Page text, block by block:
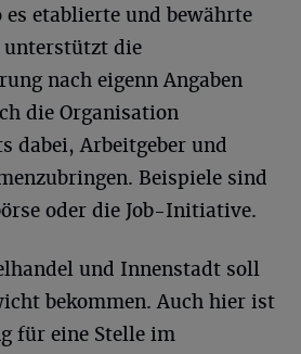
etablierte und bewährte
unterstützt die
nach eigenn Angaben
die Organisation
dabei, Arbeitgeber und
Beispiele sind
oder die Job-Initiative.
und Innenstadt soll
bekommen. Auch hier ist
für eine Stelle im